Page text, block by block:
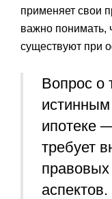
применяет свои
важно понимать,
существуют при
Вопрос о
ипотеке
требует
правовых